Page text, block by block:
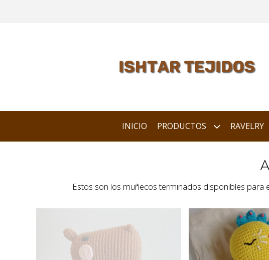
INICIO PRODUCTOS RAVELRY
Estos son los muñecos terminados disponibles